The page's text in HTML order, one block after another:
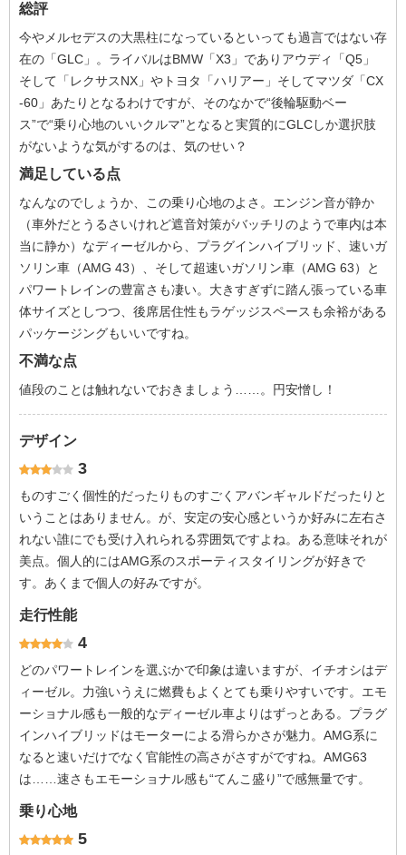
総評
今やメルセデスの大黒柱になっているといっても過言ではない存
在の「GLC」。ライバルはBMW「X3」でありアウディ「Q5」
そして「レクサスNX」やトヨタ「ハリアー」そしてマツダ「CX
-60」あたりとなるわけですが、そのなかで“後輪駆動ベー
ス”で“乗り心地のいいクルマ”となると実質的にGLCしか選択肢
がないような気がするのは、気のせい？
満足している点
なんなのでしょうか、この乗り心地のよさ。エンジン音が静か
（車外だとうるさいけれど遮音対策がバッチリのようで車内は本
当に静か）なディーゼルから、プラグインハイブリッド、速いガ
ソリン車（AMG 43）、そして超速いガソリン車（AMG 63）と
パワートレインの豊富さも凄い。大きすぎずに踏ん張っている車
体サイズとしつつ、後席居住性もラゲッジスペースも余裕がある
パッケージングもいいですね。
不満な点
値段のことは触れないでおきましょう……。円安憎し！
デザイン
3
ものすごく個性的だったりものすごくアバンギャルドだったりと
いうことはありません。が、安定の安心感というか好みに左右さ
れない誰にでも受け入れられる雰囲気ですよね。ある意味それが
美点。個人的にはAMG系のスポーティスタイリングが好きで
す。あくまで個人の好みですが。
走行性能
4
どのパワートレインを選ぶかで印象は違いますが、イチオシはデ
ィーゼル。力強いうえに燃費もよくとても乗りやすいです。エモ
ーショナル感も一般的なディーゼル車よりはずっとある。プラグ
インハイブリッドはモーターによる滑らかさが魅力。AMG系に
なると速いだけでなく官能性の高さがさすがですね。AMG63
は……速さもエモーショナル感も“てんこ盛り”で感無量です。
乗り心地
5